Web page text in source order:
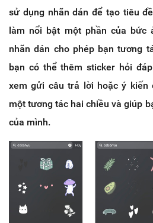
sử dụng nhãn dán để tạo tiêu
làm nổi bật một phần của bức
nhãn dán cho phép bạn tương
bạn có thể thêm sticker hỏi
xem gửi câu trả lời hoặc ý kiến
một tương tác hai chiều và giúp
của mình.